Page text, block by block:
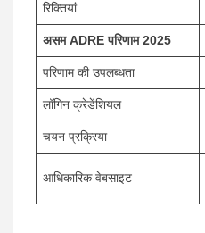
रिक्तियां
असम ADRE परिणाम 2025
परिणाम की उपलब्धता
लॉगिन क्रेडेंशियल
चयन प्रक्रिया
आधिकारिक वेबसाइट